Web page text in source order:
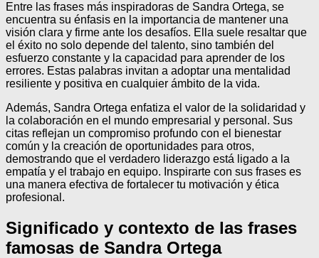
Entre las frases más inspiradoras de Sandra Ortega, se
encuentra su énfasis en la importancia de mantener una
visión clara y firme ante los desafíos. Ella suele resaltar que
el éxito no solo depende del talento, sino también del
esfuerzo constante y la capacidad para aprender de los
errores. Estas palabras invitan a adoptar una mentalidad
resiliente y positiva en cualquier ámbito de la vida.
Además, Sandra Ortega enfatiza el valor de la solidaridad y
la colaboración en el mundo empresarial y personal. Sus
citas reflejan un compromiso profundo con el bienestar
común y la creación de oportunidades para otros,
demostrando que el verdadero liderazgo está ligado a la
empatía y el trabajo en equipo. Inspirarte con sus frases es
una manera efectiva de fortalecer tu motivación y ética
profesional.
Significado y contexto de las frases
famosas de Sandra Ortega